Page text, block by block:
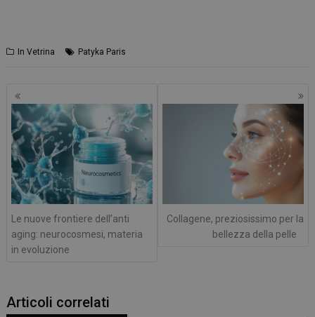
In Vetrina Patyka Paris
Navigazione
articoli
Le nuove frontiere dell’anti
aging: neurocosmesi, materia
in evoluzione
Collagene, preziosissimo per la
bellezza della pelle
Articoli correlati